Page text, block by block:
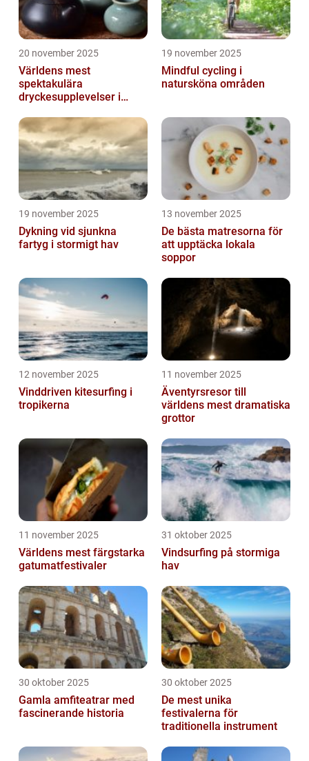
20 november 2025
Världens mest
spektakulära
dryckesupplevelser i
19 november 2025
Mindful cycling i
natursköna områden
19 november 2025
Dykning vid sjunkna
fartyg i stormigt hav
13 november 2025
De bästa matresorna för
att upptäcka lokala
soppor
12 november 2025
Vinddriven kitesurfing i
tropikerna
11 november 2025
Äventyrsresor till
världens mest dramatiska
grottor
11 november 2025
Världens mest färgstarka
gatumatfestivaler
31 oktober 2025
Vindsurfing på stormiga
hav
30 oktober 2025
Gamla amfiteatrar med
fascinerande historia
30 oktober 2025
De mest unika
festivalerna för
traditionella instrument